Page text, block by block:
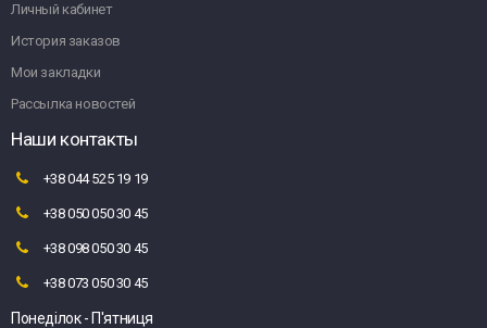
Личный кабинет
История заказов
Мои закладки
Рассылка новостей
Наши контакты
+38 044 525 19 19
+38 050 050 30 45
+38 098 050 30 45
+38 073 050 30 45
Понеділок - П'ятниця